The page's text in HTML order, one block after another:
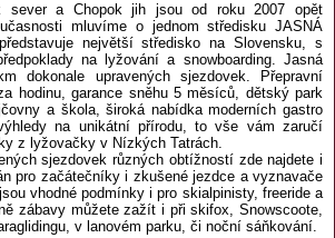
sever a Chopok jih jsou od roku 2007 opět
mluvíme o jednom středisku JASNÁ
největší středisko na Slovensku, s
na lyžování a snowboarding. Jasná
dokonale upravených sjezdovek. Přepravní
hodinu, garance sněhu 5 měsíců, dětský park
a škola, široká nabídka moderních gastro
na unikátní přírodu, to vše vám zaručí
z lyžovačky v Nízkých Tatrách.
sjezdovek různých obtížností zde najdete i
pro začátečníky i zkušené jezdce a vyznavače
vhodné podmínky i pro skialpinisty, freeride a
zábavy můžete zažít i při skifox, Snowscoote,
v lanovém parku, či noční sáňkování.